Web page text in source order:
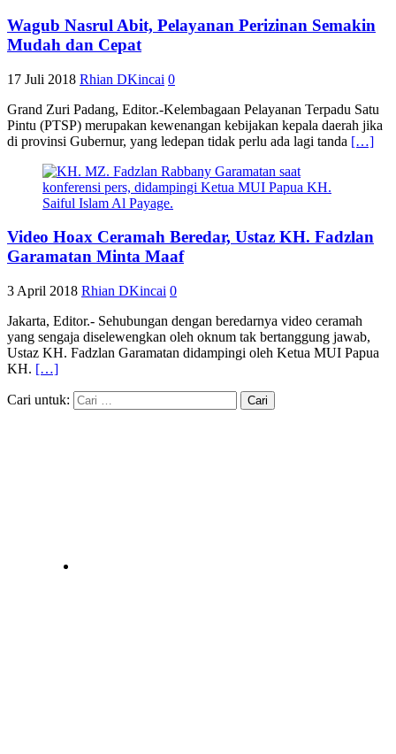
Wagub Nasrul Abit, Pelayanan Perizinan Semakin
Mudah dan Cepat
17 Juli 2018 Rhian DKincai 0
Grand Zuri Padang, Editor.-Kelembagaan Pelayanan Terpadu Satu
Pintu (PTSP) merupakan kewenangan kebijakan kepala daerah jika
di provinsi Gubernur, yang ledepan tidak perlu ada lagi tanda […]
Video Hoax Ceramah Beredar, Ustaz KH. Fadzlan
Garamatan Minta Maaf
3 April 2018 Rhian DKincai 0
Jakarta, Editor.- Sehubungan dengan beredarnya video ceramah
yang sengaja diselewengkan oleh oknum tak bertanggung jawab,
Ustaz KH. Fadzlan Garamatan didampingi oleh Ketua MUI Papua
KH. […]
Cari untuk: